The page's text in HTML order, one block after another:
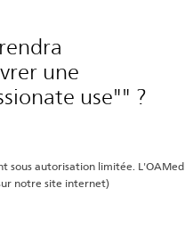
une
use"" ?
sous autorisation limitée.
notre site internet)